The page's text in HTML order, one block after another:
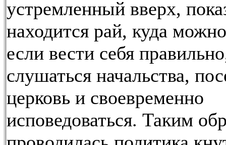
устремленный вверх,
находится рай, куда
если вести себя
слушаться начальства,
церковь и своевременно
исповедоваться. Таким